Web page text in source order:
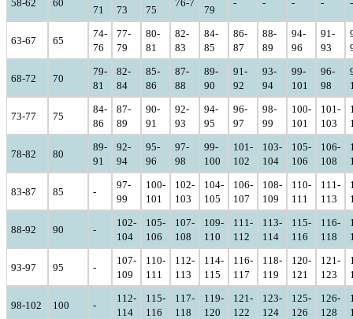
58-62 60
71
73
75
76-7
79
- - - - -
63-67 65
74-
76
77-
79
80-
81
82-
83
84-
85
86-
87
88-
89
94-
96
91-
93
68-72 70
79-
81
82-
84
85-
86
87-
88
89-
90
91-
92
93-
94
99-
101
96-
98
73-77 75
84-
86
87-
89
90-
91
92-
93
94-
95
96-
97
98-
99
100-
101
101-
103
78-82 80
89-
91
92-
94
95-
96
97-
98
99-
100
101-
102
103-
104
105-
106
106-
108
83-87 85 -
97-
99
100-
101
102-
103
104-
105
106-
107
108-
109
110-
111
111-
113
88-92 90 -
102-
104
105-
106
107-
108
109-
110
111-
112
113-
114
115-
116
116-
118
93-97 95 -
107-
109
110-
111
112-
113
114-
115
116-
117
118-
119
120-
121
121-
123
98-102 100 -
112-
114
115-
116
117-
118
119-
120
121-
122
123-
124
125-
126
126-
128